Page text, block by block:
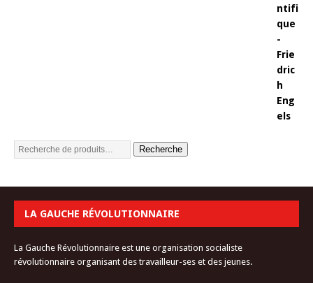
Recherche
LA GAUCHE RÉVOLUTIONNAIRE
La Gauche Révolutionnaire est une organisation socialiste
révolutionnaire organisant des travailleur-ses et des jeunes.